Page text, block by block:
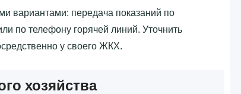
вариантами: передача показаний по
по телефону горячей линий. Уточнить
у своего ЖКХ.
хозяйства